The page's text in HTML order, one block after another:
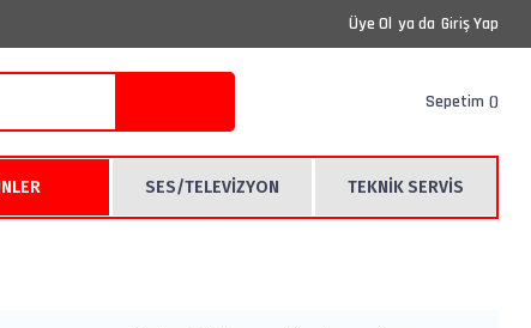
Üye Ol ya da Giriş Yap
Sepetim
SES/TELEVİZYON TEKNİK SERVİS